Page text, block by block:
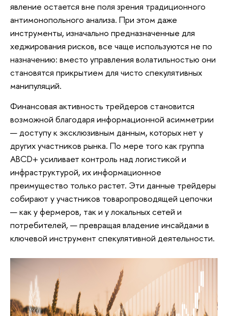
явление остается вне поля зрения традиционного
антимонопольного анализа. При этом даже
инструменты, изначально предназначенные для
хеджирования рисков, все чаще используются не по
назначению: вместо управления волатильностью они
становятся прикрытием для чисто спекулятивных
манипуляций.
Финансовая активность трейдеров становится
возможной благодаря информационной асимметрии
— доступу к эксклюзивным данным, которых нет у
других участников рынка. По мере того как группа
ABCD+ усиливает контроль над логистикой и
инфраструктурой, их информационное
преимущество только растет. Эти данные трейдеры
собирают у участников товаропроводящей цепочки
— как у фермеров, так и у локальных сетей и
потребителей, — превращая владение инсайдами в
ключевой инструмент спекулятивной деятельности.